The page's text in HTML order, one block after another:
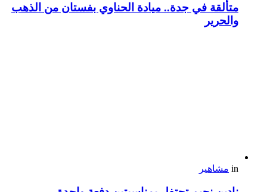
متألقة في جدة.. ميادة الحناوي بفستان من الذهب
والحرير
in مشاهير